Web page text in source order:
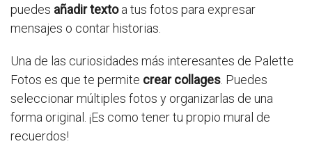
puedes añadir textoa tus fotos para expresar
mensajes o contar historias.
Una de las curiosidades más interesantes de Palette
Fotos es que te permite crear collages. Puedes
seleccionar múltiples fotos y organizarlas de una
forma original. ¡Es como tener tu propio mural de
recuerdos!